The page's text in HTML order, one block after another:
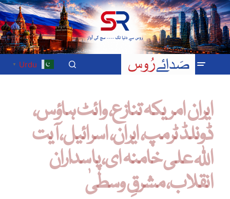
Urdu
▼
ایران امریکہ تنازع، وائٹ ہاؤس،
ڈونلڈ ٹرمپ، ایران، اسرائیل، آیت
اللہ علی خامنہ ای، پاسداران
انقلاب، مشرقِ وسطیٰ